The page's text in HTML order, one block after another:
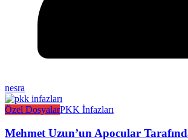
nesra
Özel DosyalarPKK İnfazları
Mehmet Uzun’un Apocular